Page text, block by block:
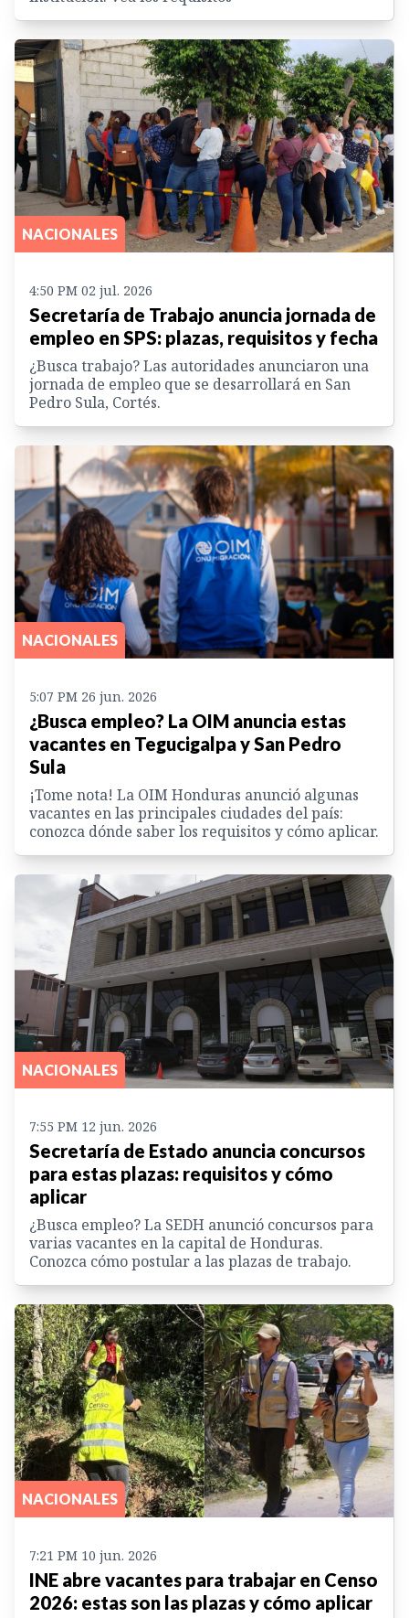
NACIONALES
4:50 PM 02 jul. 2026
Secretaría de Trabajo anuncia jornada de
empleo en SPS: plazas, requisitos y fecha
¿Busca trabajo? Las autoridades anunciaron una
jornada de empleo que se desarrollará en San
Pedro Sula, Cortés.
NACIONALES
5:07 PM 26 jun. 2026
¿Busca empleo? La OIM anuncia estas
vacantes en Tegucigalpa y San Pedro
Sula
¡Tome nota! La OIM Honduras anunció algunas
vacantes en las principales ciudades del país:
conozca dónde saber los requisitos y cómo aplicar.
NACIONALES
7:55 PM 12 jun. 2026
Secretaría de Estado anuncia concursos
para estas plazas: requisitos y cómo
aplicar
¿Busca empleo? La SEDH anunció concursos para
varias vacantes en la capital de Honduras.
Conozca cómo postular a las plazas de trabajo.
NACIONALES
7:21 PM 10 jun. 2026
INE abre vacantes para trabajar en Censo
2026: estas son las plazas y cómo aplicar